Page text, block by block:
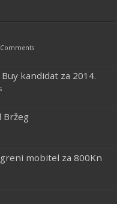
kandidat za 2014.
Bržeg
mobitel za 800Kn